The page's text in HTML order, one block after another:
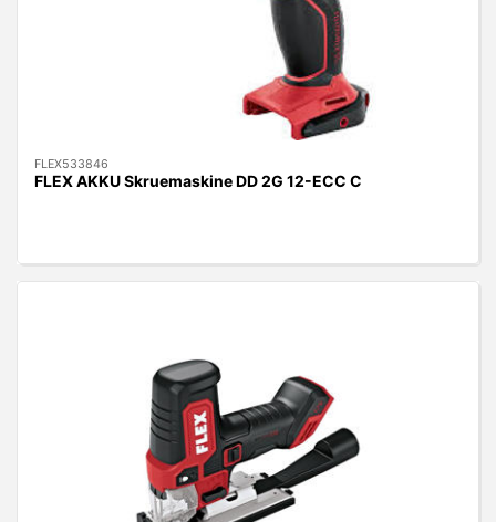
FLEX533846
FLEX AKKU Skruemaskine DD 2G 12-ECC C